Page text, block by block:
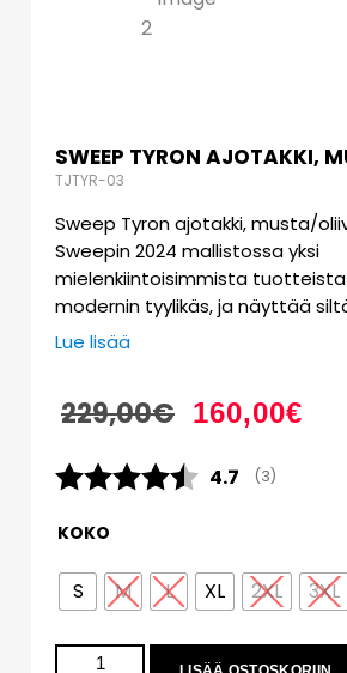
SWEEP TYRON AJOTAKKI,
TJTYR-03
Sweep Tyron ajotakki, musta/
Sweepin 2024 mallistossa yksi
mielenkiintoisimmista
modernin tyylikäs, ja näyttää
Lue lisää
229,00€ 160,00€
4.7 (äänet:
3)
KOKO
S M L XL 2XL 3XL